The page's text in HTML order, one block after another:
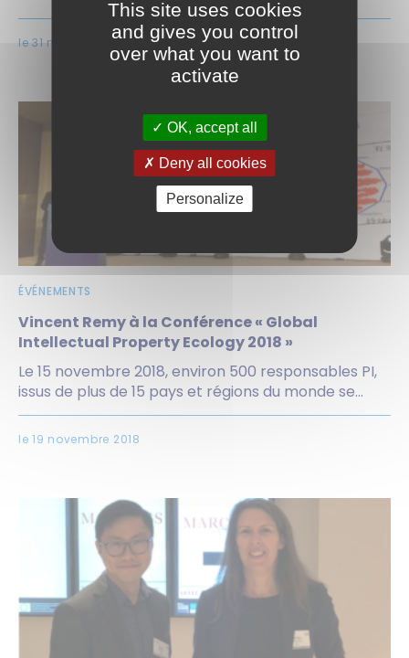
le 31 mai 2019
ÉVÉNEMENTS
Vincent Remy à la Conférence « Global
Intellectual Property Ecology 2018 »
Le 15 novembre 2018, environ 500 responsables PI,
issus de plus de 15 pays et régions du monde se...
le 19 novembre 2018
This site uses cookies
and gives you control
over what you want to
activate
OK, accept all
Deny all cookies
Personalize